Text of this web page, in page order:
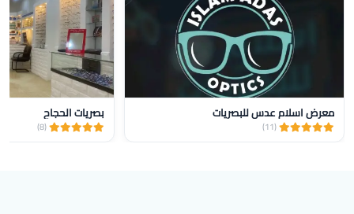
معرض اسلام عدس للبصريات
(11)
بصريات الحجاح
(8)